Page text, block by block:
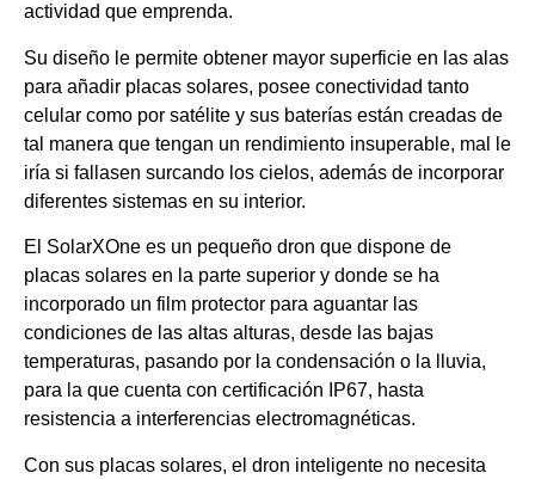
actividad que emprenda.
Su diseño le permite obtener mayor superficie en las alas
para añadir placas solares, posee conectividad tanto
celular como por satélite y sus baterías están creadas de
tal manera que tengan un rendimiento insuperable, mal le
iría si fallasen surcando los cielos, además de incorporar
diferentes sistemas en su interior.
El SolarXOne es un pequeño dron que dispone de
placas solares en la parte superior y donde se ha
incorporado un film protector para aguantar las
condiciones de las altas alturas, desde las bajas
temperaturas, pasando por la condensación o la lluvia,
para la que cuenta con certificación IP67, hasta
resistencia a interferencias electromagnéticas.
Con sus placas solares, el dron inteligente no necesita